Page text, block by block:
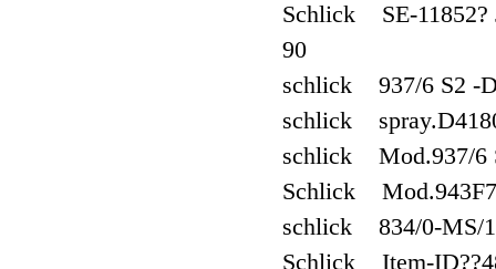
Schlick SE-11852?
90
schlick 937/6 S2 -
schlick
schlick Mod.937/6
Schlick
schlick 834/0-MS/
Schlick Item-